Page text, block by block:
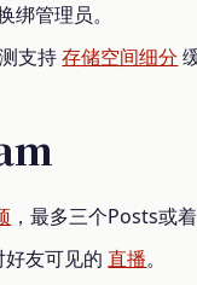
绑管理员。
支持存储空间细分
，最多三个Posts或着
好友可见的直播。